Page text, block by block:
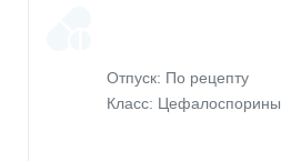
Отпуск: По рецепту
Класс: Цефалоспорины